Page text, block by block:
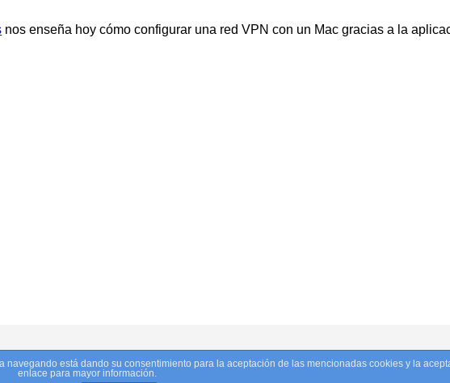
nos enseña hoy cómo configurar una red VPN con un Mac gracias a la
Twitter Facebook LinkedIn YouTube Política de privacidad•
está dando su consentimiento para la aceptación de las mencionadas cookies y la
enlace para mayor información.